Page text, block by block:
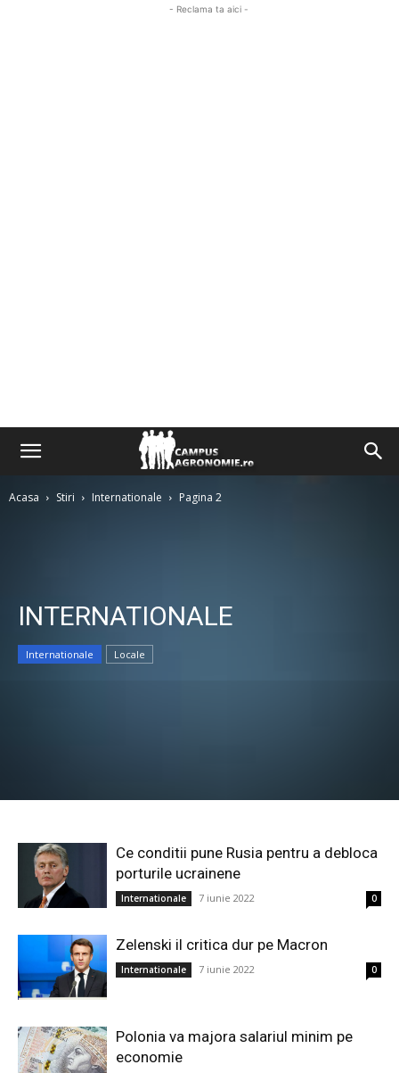
- Reclama ta aici -
Acasa Stiri Internationale Pagina 2
INTERNATIONALE
Internationale Locale
Ce conditii pune Rusia pentru a debloca
porturile ucrainene
Internationale 7 iunie 2022 0
Zelenski il critica dur pe Macron
Internationale 7 iunie 2022 0
Polonia va majora salariul minim pe
economie